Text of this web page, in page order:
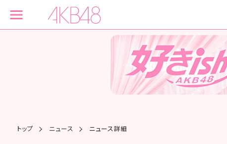
トップ ニュース ニュース詳細